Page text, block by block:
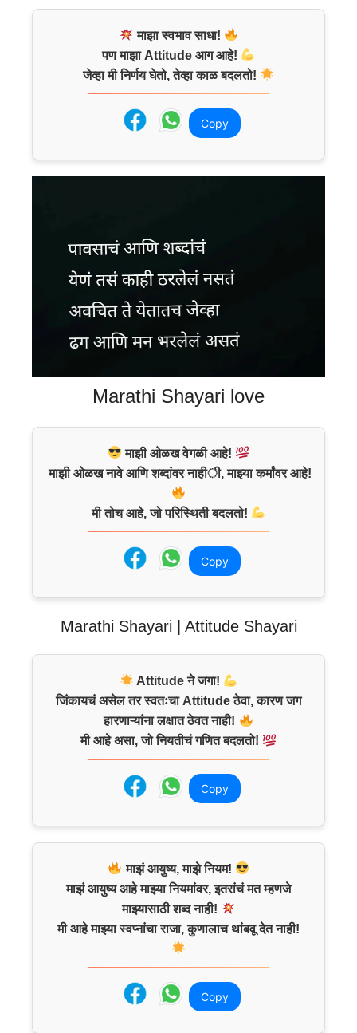
माझा स्वभाव साधा!
पण माझा Attitude आग आहे!
जेव्हा मी निर्णय घेतो, तेव्हा काळ बदलतो!
Copy
Marathi Shayari love
माझी ओळख वेगळी आहे!
माझी ओळख नावे आणि शब्दांवर नाही, माझ्या कर्मांवर आहे!
मी तोच आहे, जो परिस्थिती बदलतो!
Copy
Marathi Shayari | Attitude Shayari
Attitude ने जगा!
जिंकायचं असेल तर स्वतःचा Attitude ठेवा, कारण जग
हारणाऱ्यांना लक्षात ठेवत नाही!
मी आहे असा, जो नियतीचं गणित बदलतो!
Copy
माझं आयुष्य, माझे नियम!
माझं आयुष्य आहे माझ्या नियमांवर, इतरांचं मत म्हणजे
माझ्यासाठी शब्द नाही!
मी आहे माझ्या स्वप्नांचा राजा, कुणालाच थांबवू देत नाही!
Copy